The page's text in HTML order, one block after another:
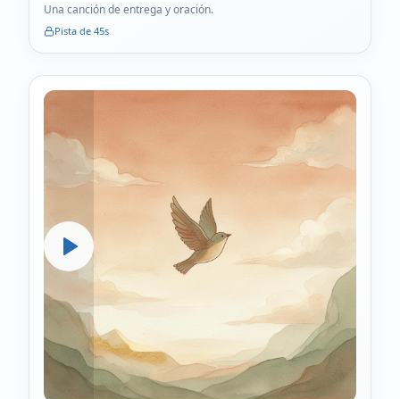
Una canción de entrega y oración.
Pista de 45s